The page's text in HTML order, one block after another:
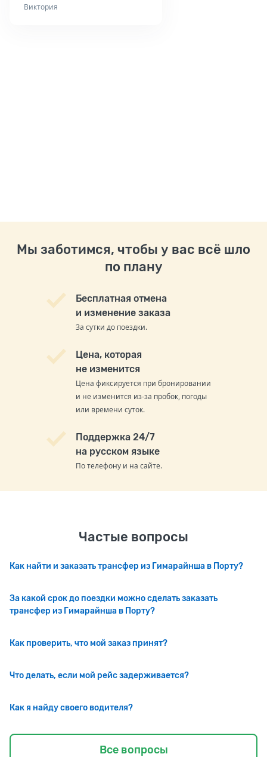
Виктория
Мы заботимся, чтобы у вас всё шло
по плану
Бесплатная отмена
и изменение заказа
За сутки до поездки.
Цена, которая
не изменится
Цена фиксируется при бронировании
и не изменится из-за пробок, погоды
или времени суток.
Поддержка 24/7
на русском языке
По телефону и на сайте.
Частые вопросы
Как найти и заказать трансфер из Гимарайнша в Порту?
За какой срок до поездки можно сделать заказать
трансфер из Гимарайнша в Порту?
Как проверить, что мой заказ принят?
Что делать, если мой рейс задерживается?
Как я найду своего водителя?
Все вопросы